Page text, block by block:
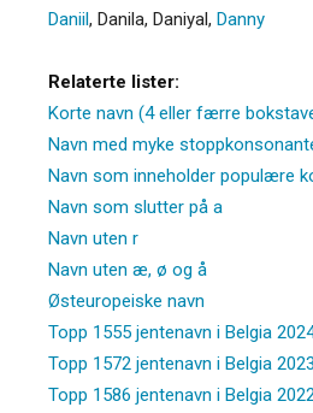
Daniil, Danila, Daniyal, Danny
Relaterte lister:
Korte navn (4 eller færre
Navn med myke
Navn som inneholder populære
Navn som slutter på a
Navn uten r
Navn uten æ, ø og å
Østeuropeiske navn
Topp 1555 jentenavn i Belgia
Topp 1572 jentenavn i Belgia 2023
Topp 1586 jentenavn i Belgia 2022